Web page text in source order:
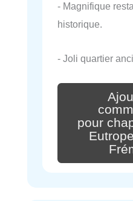
- Magnifique
historique.
- Joli quartier
pour